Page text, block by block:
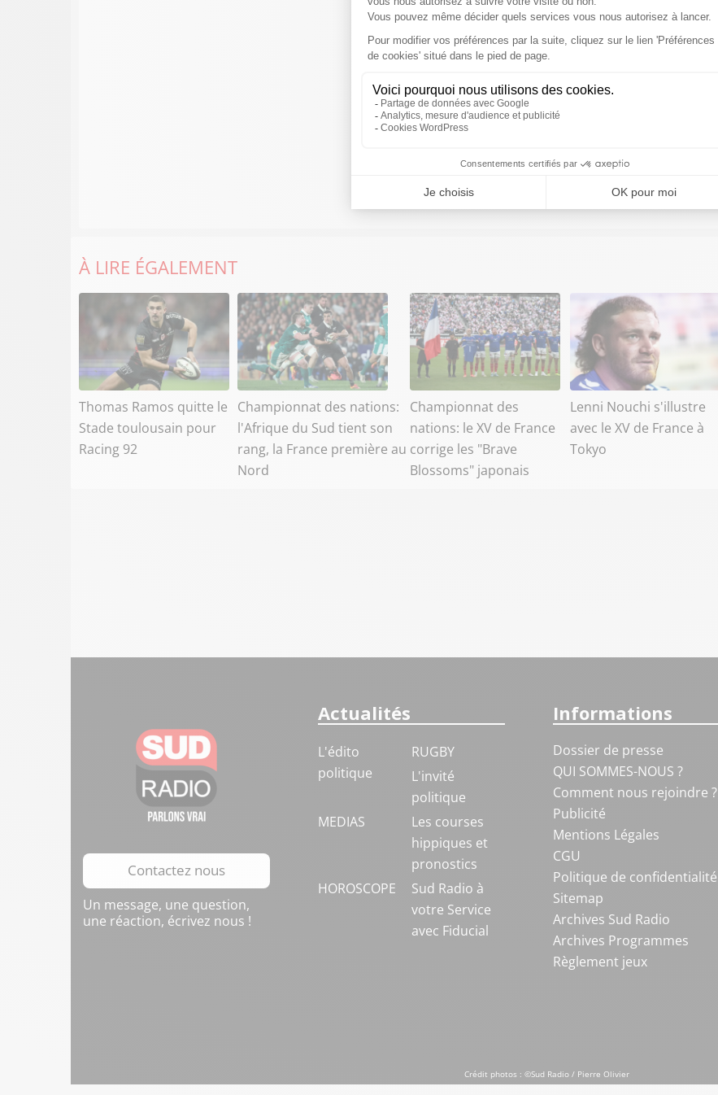
À LIRE ÉGALEMENT
Thomas Ramos quitte le
Stade toulousain pour
Racing 92
Championnat des nations:
l'Afrique du Sud tient son
rang, la France première au
Nord
Championnat des
nations: le XV de France
corrige les "Brave
Blossoms" japonais
Lenni Nouchi s'illustre
avec le XV de France à
Tokyo
Contactez nous
Un message, une question,
une réaction, écrivez nous !
Actualités
L'édito
politique
RUGBY
L'invité
politique
MEDIAS
Les courses
hippiques et
pronostics
HOROSCOPE
Sud Radio à
votre Service
avec Fiducial
Informations
Dossier de presse
QUI SOMMES-NOUS ?
Comment nous rejoindre ?
Publicité
Mentions Légales
CGU
Politique de confidentialité
Sitemap
Archives Sud Radio
Archives Programmes
Règlement jeux
Crédit photos : ©Sud Radio / Pierre Olivier